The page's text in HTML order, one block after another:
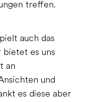
treffen.
auch das
bietet es uns
an
und
es diese aber